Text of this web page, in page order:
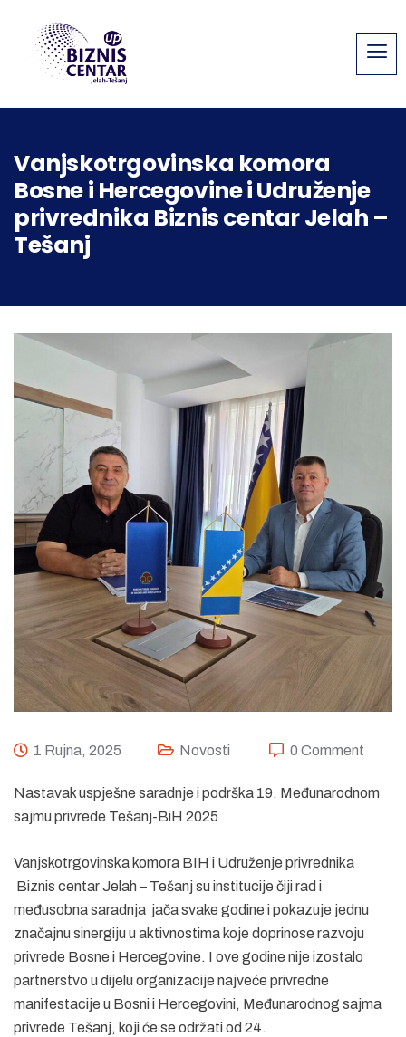
Vanjskotrgovinska komora
Bosne i Hercegovine i Udruženje
privrednika Biznis centar Jelah –
Tešanj
1 Rujna, 2025 Novosti 0 Comment
Nastavak uspješne saradnje i podrška 19. Međunarodnom
sajmu privrede Tešanj-BiH 2025
Vanjskotrgovinska komora BIH i Udruženje privrednika
Biznis centar Jelah – Tešanj su institucije čiji rad i
međusobna saradnja jača svake godine i pokazuje jednu
značajnu sinergiju u aktivnostima koje doprinose razvoju
privrede Bosne i Hercegovine. I ove godine nije izostalo
partnerstvo u dijelu organizacije najveće privredne
manifestacije u Bosni i Hercegovini, Međunarodnog sajma
privrede Tešanj, koji će se održati od 24.